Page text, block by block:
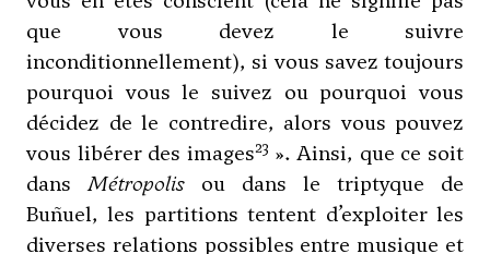
que vous devez le suivre
inconditionnellement), si vous savez toujours
pourquoi vous le suivez ou pourquoi vous
décidez de le contredire, alors vous pouvez
vous libérer des images23 ». Ainsi, que ce soit
dansMétropolis ou dans le triptyque de
Buñuel, les partitions tentent d’exploiter les
diverses relations possibles entre musique et